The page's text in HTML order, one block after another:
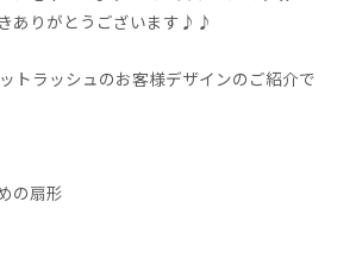
ありがとうございます♪♪
トラッシュのお客様デザインのご紹介で
の扇形